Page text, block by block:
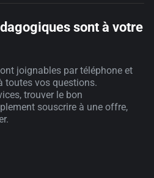
sont à votre
joignables par téléphone et
toutes vos questions.
trouver le bon
souscrire à une offre,